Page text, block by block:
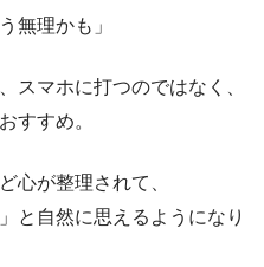
無理かも」
スマホに打つのではなく、
すすめ。
心が整理されて、
と自然に思えるようになり